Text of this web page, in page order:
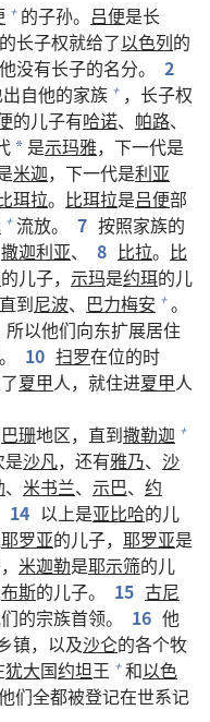
+ 的子孙。 吕便是长
长子权就给了以色列的
没有长子的名分。
2
自他的家族 + ，长子权
的儿子有哈诺、 帕路、
* 是示玛雅，下一代是
米迦，下一代是利亚
珥拉。 比珥拉是吕便部
+ 流放。 7 按照家族的
撒迦利亚、 8 比拉。 比
的儿子， 示玛是约珥的儿
到尼波、 巴力梅安 + 。
以他们向东扩展居住
10 扫罗在位的时
夏甲人，就住进夏甲人
巴珊地区，直到撒勒迦 +
是沙凡，还有雅乃、 沙
、 米书兰、 示巴、 约
14 以上是亚比哈的儿
耶罗亚的儿子， 耶罗亚是
米迦勒是耶示筛的儿
布斯的儿子。 15 古尼
的宗族首领。 16 他
镇，以及沙仑的各个牧
犹大国约坦王 + 和以色
们全都被登记在世系记